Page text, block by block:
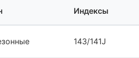
Индексы
143/141J